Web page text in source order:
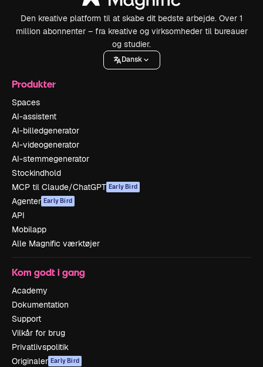
Den kreative platform til at skabe dit bedste arbejde. Over 1
million abonnenter – fra kreative og virksomheder til bureauer
og studier.
Dansk
Produkter
Spaces
AI-assistent
AI-billedgenerator
AI-videogenerator
AI-stemmegenerator
Stockindhold
MCP til Claude/ChatGPT Early Bird
Agenter Early Bird
API
Mobilapp
Alle Magnific værktøjer
Kom godt i gang
Academy
Dokumentation
Support
Vilkår for brug
Privatlivspolitik
Originaler Early Bird